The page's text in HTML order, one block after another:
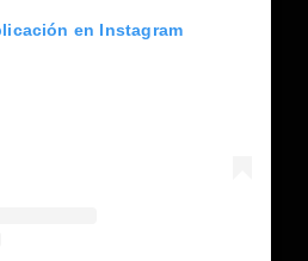
en Instagram